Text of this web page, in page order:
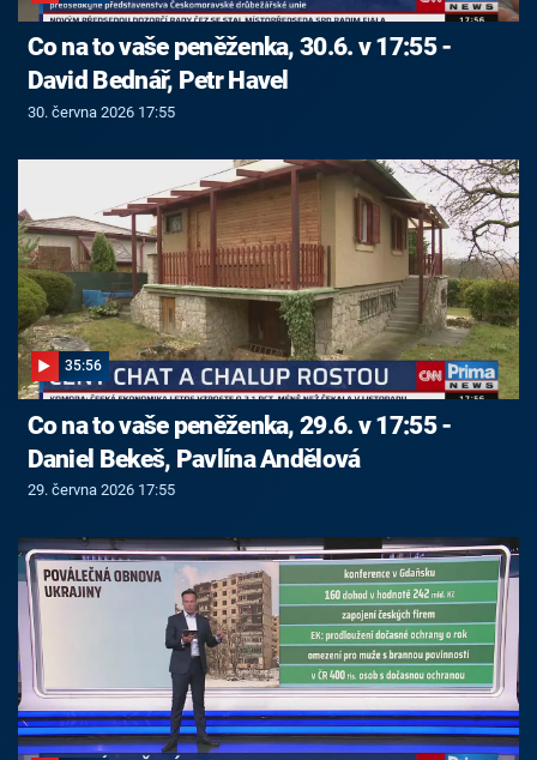
Co na to vaše peněženka, 30.6. v 17:55 -
David Bednář, Petr Havel
30. června 2026 17:55
35:56
Co na to vaše peněženka, 29.6. v 17:55 -
Daniel Bekeš, Pavlína Andělová
29. června 2026 17:55